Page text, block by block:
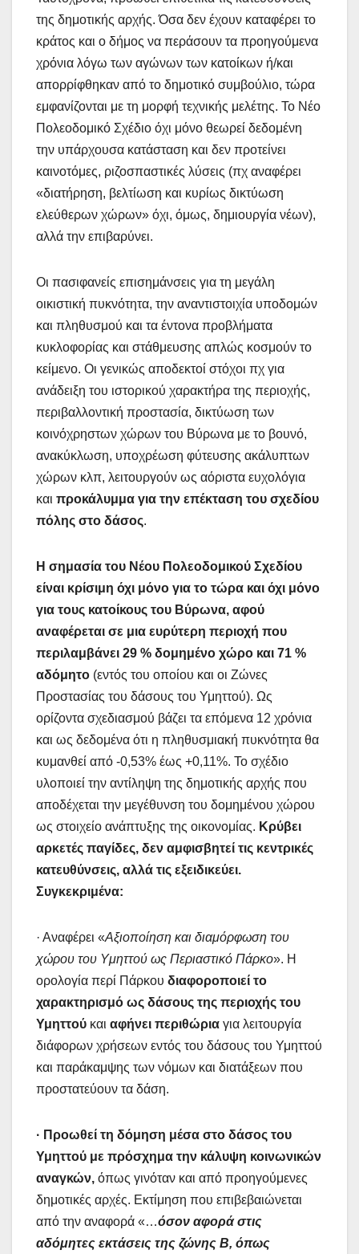
της δημοτικής αρχής. Όσα δεν έχουν καταφέρει το
κράτος και ο δήμος να περάσουν τα προηγούμενα
χρόνια λόγω των αγώνων των κατοίκων ή/και
απορρίφθηκαν από το δημοτικό συμβούλιο, τώρα
εμφανίζονται με τη μορφή τεχνικής μελέτης. Το Νέο
Πολεοδομικό Σχέδιο όχι μόνο θεωρεί δεδομένη
την υπάρχουσα κατάσταση και δεν προτείνει
καινοτόμες, ριζοσπαστικές λύσεις (πχ αναφέρει
«διατήρηση, βελτίωση και κυρίως δικτύωση
ελεύθερων χώρων» όχι, όμως, δημιουργία νέων),
αλλά την επιβαρύνει.
Οι πασιφανείς επισημάνσεις για τη μεγάλη
οικιστική πυκνότητα, την αναντιστοιχία υποδομών
και πληθυσμού και τα έντονα προβλήματα
κυκλοφορίας και στάθμευσης απλώς κοσμούν το
κείμενο. Οι γενικώς αποδεκτοί στόχοι πχ για
ανάδειξη του ιστορικού χαρακτήρα της περιοχής,
περιβαλλοντική προστασία, δικτύωση των
κοινόχρηστων χώρων του Βύρωνα με το βουνό,
ανακύκλωση, υποχρέωση φύτευσης ακάλυπτων
χώρων κλπ, λειτουργούν ως αόριστα ευχολόγια
και προκάλυμμα για την επέκταση του σχεδίου
πόλης στο δάσος.
Η σημασία του Νέου Πολεοδομικού Σχεδίου
είναι κρίσιμη όχι μόνο για το τώρα και όχι μόνο
για τους κατοίκους του Βύρωνα, αφού
αναφέρεται σε μια ευρύτερη περιοχή που
περιλαμβάνει 29 % δομημένο χώρο και 71 %
αδόμητο (εντός του οποίου και οι Ζώνες
Προστασίας του δάσους του Υμηττού). Ως
ορίζοντα σχεδιασμού βάζει τα επόμενα 12 χρόνια
και ως δεδομένα ότι η πληθυσμιακή πυκνότητα θα
κυμανθεί από -0,53% έως +0,11%. Το σχέδιο
υλοποιεί την αντίληψη της δημοτικής αρχής που
αποδέχεται την μεγέθυνση του δομημένου χώρου
ως στοιχείο ανάπτυξης της οικονομίας. Κρύβει
αρκετές παγίδες, δεν αμφισβητεί τις κεντρικές
κατευθύνσεις, αλλά τις εξειδικεύει.
Συγκεκριμένα:
· Αναφέρει «Αξιοποίηση και διαμόρφωση του
χώρου του Υμηττού ως Περιαστικό Πάρκο». Η
ορολογία περί Πάρκου διαφοροποιεί το
χαρακτηρισμό ως δάσους της περιοχής του
Υμηττού και αφήνει περιθώρια για λειτουργία
διάφορων χρήσεων εντός του δάσους του Υμηττού
και παράκαμψης των νόμων και διατάξεων που
προστατεύουν τα δάση.
· Προωθεί τη δόμηση μέσα στο δάσος του
Υμηττού με πρόσχημα την κάλυψη κοινωνικών
αναγκών, όπως γινόταν και από προηγούμενες
δημοτικές αρχές. Εκτίμηση που επιβεβαιώνεται
από την αναφορά «…όσον αφορά στις
αδόμητες εκτάσεις της ζώνης Β, όπως